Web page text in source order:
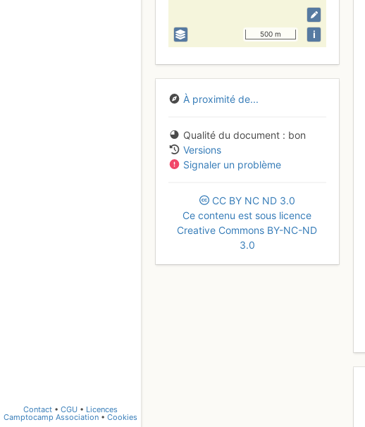
Contact • CGU • Licences
Camptocamp Association • Cookies
500 m i
À proximité de...
Qualité du document
bon
Versions
Signaler un problème
CC BY NC ND 3.0
Ce contenu est sous licence
Creative Commons BY-NC-ND
3.0